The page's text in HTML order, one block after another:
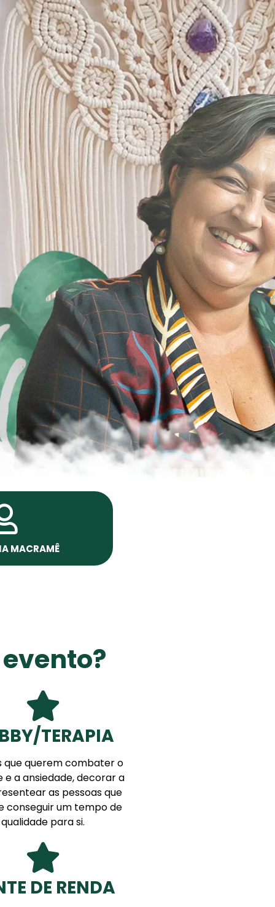
MACRAMÊ
TERAPIA
que querem combater o
e a ansiedade, decorar a
as pessoas que
conseguir um tempo de
qualidade para si.
DE RENDA